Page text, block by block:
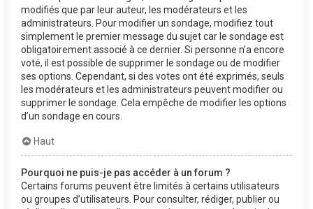
modifiés que par leur auteur, les modérateurs et les
administrateurs. Pour modifier un sondage, modifiez tout
simplement le premier message du sujet car le sondage est
obligatoirement associé à ce dernier. Si personne n’a encore
voté, il est possible de supprimer le sondage ou de modifier
ses options. Cependant, si des votes ont été exprimés, seuls
les modérateurs et les administrateurs peuvent modifier ou
supprimer le sondage. Cela empêche de modifier les options
d’un sondage en cours.
Haut
Pourquoi ne puis-je pas accéder à un forum ?
Certains forums peuvent être limités à certains utilisateurs
ou groupes d’utilisateurs. Pour consulter, rédiger, publier ou